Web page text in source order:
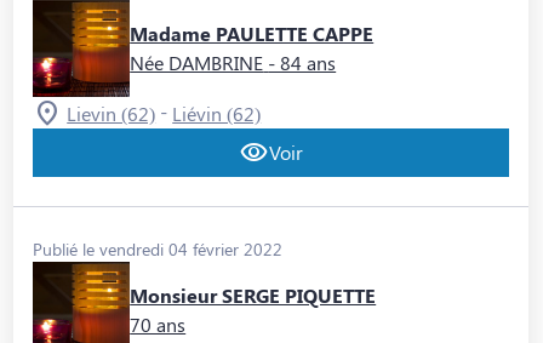
Madame PAULETTE CAPPE
Née DAMBRINE - 84 ans
Lievin (62) - Liévin (62)
Voir
Publié le vendredi 04 février 2022
Monsieur SERGE PIQUETTE
70 ans